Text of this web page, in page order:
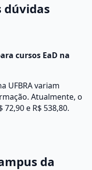
dúvidas
cursos EaD na
UFBRA variam
Atualmente, o
e R$ 538,80.
da